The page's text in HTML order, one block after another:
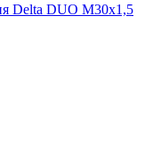
Delta DUO М30х1,5